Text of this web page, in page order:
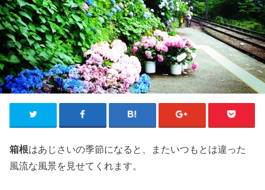
箱根はあじさいの季節になると、またいつもとは違った
風流な風景を見せてくれます。